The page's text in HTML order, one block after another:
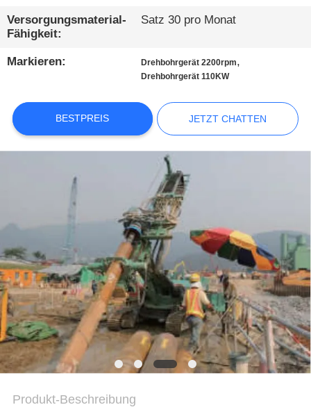
TRETEN
MIT
IN
VERBINDUNG
CHATTEN
COMPANY
NEWS
SITEMAP
DATENSCHUTZERKLÄRUNG
Versorgungsmaterial-
Fähigkeit:
Satz 30 pro Monat
Markieren: Drehbohrgerät 2200rpm,
Drehbohrgerät 110KW
BESTPREIS JETZT CHATTEN
Produkt-Beschreibung